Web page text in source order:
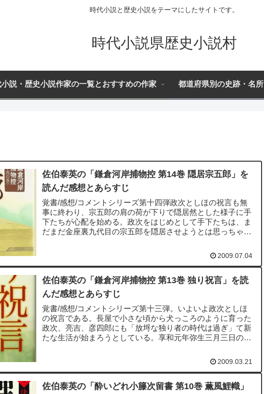
時代小説と歴史小説をテーマにしたサイトです。
時代小説県歴史小説村
小説・歴史小説作家の一覧とおすすめの作家 都道府県別の史跡・名所
佐伯泰英の「鎌倉河岸捕物控 第14巻 隠居宗五郎」を
読んだ感想とあらすじ
覚書/感想/コメントシリーズ第十四弾政次としほの祝言も無
事に終わり、宗五郎の肩の荷が下りで隠居然とした様子に手
下たちが心配を始める。政次をはじめとして手下たちは、ま
だまだ金座裏九代目の宗五郎を隠居させようとは思っちゃい
2009.07.04
佐伯泰英の「鎌倉河岸捕物控 第13巻 独り祝言」を読
んだ感想とあらすじ
覚書/感想/コメントシリーズ第十三弾。いよいよ政次としほ
の祝言である。長屋で小さな頃から犬っころのように育った
政次、亮吉、彦四郎にも「放埒な独り者の時代は過ぎ」て新
たな生活が始まろうとしている。享和元年弥生三月三日のこ
2009.03.21
佐伯泰英の「酔いどれ小籐次留書 第10巻 薫風鯉幟」